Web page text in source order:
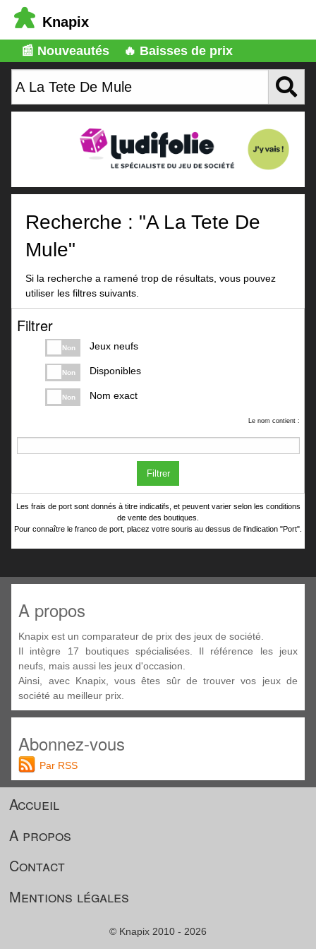
Knapix
📰 Nouveautés 🔥 Baisses de prix
Recherche : "A La Tete De
Mule"
Si la recherche a ramené trop de résultats, vous pouvez
utiliser les filtres suivants.
Filtrer
Non Jeux neufs
Non Disponibles
Non Nom exact
Le nom contient :
Filtrer
Les frais de port sont donnés à titre indicatifs, et peuvent varier selon les conditions
de vente des boutiques.
Pour connaître le franco de port, placez votre souris au dessus de l'indication "Port".
A propos
Knapix est un comparateur de prix des jeux de société.
Il intègre 17 boutiques spécialisées. Il référence les jeux
neufs, mais aussi les jeux d'occasion.
Ainsi, avec Knapix, vous êtes sûr de trouver vos jeux de
société au meilleur prix.
Abonnez-vous
Par RSS
Accueil
A propos
Contact
Mentions légales
© Knapix 2010 - 2026